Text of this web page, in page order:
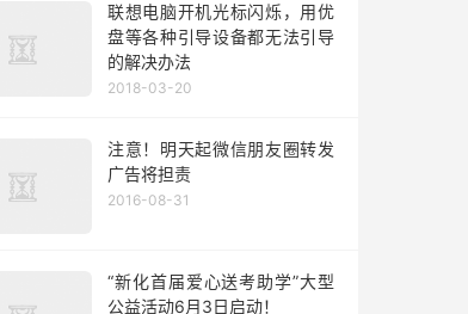
联想电脑开机光标闪烁，用优
盘等各种引导设备都无法引导
的解决办法
2018-03-20
注意！明天起微信朋友圈转发
广告将担责
2016-08-31
“新化首届爱心送考助学”大型
公益活动6月3日启动！